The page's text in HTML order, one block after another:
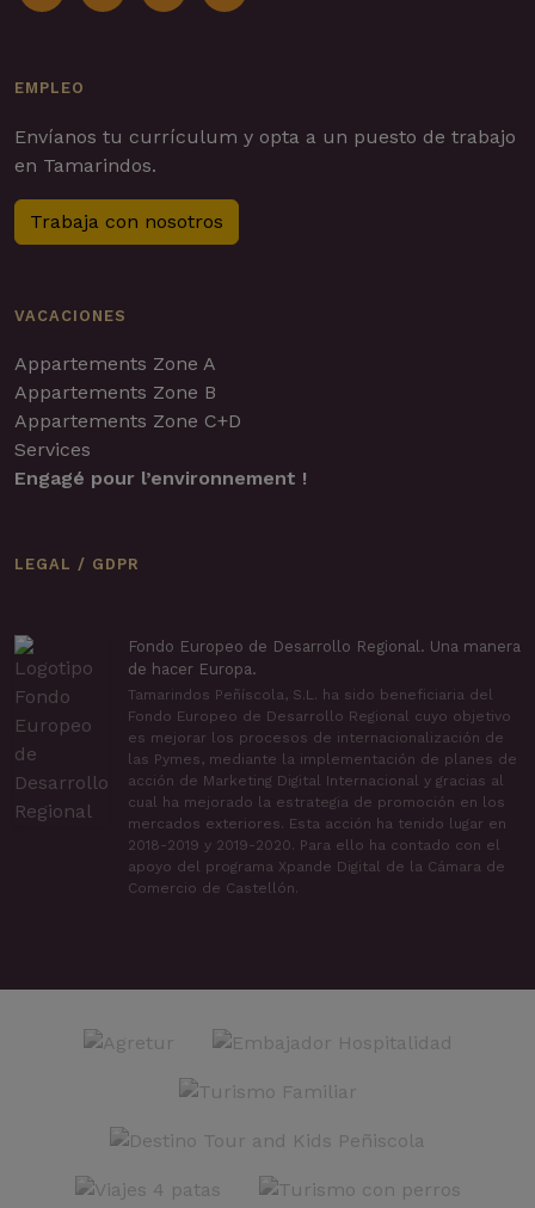
EMPLEO
Envíanos tu currículum y opta a un puesto de trabajo
en Tamarindos.
Trabaja con nosotros
VACACIONES
Appartements Zone A
Appartements Zone B
Appartements Zone C+D
Services
Engagé pour l’environnement !
LEGAL / GDPR
Fondo Europeo de Desarrollo Regional. Una manera
de hacer Europa.
Tamarindos Peñíscola, S.L. ha sido beneficiaria del
Fondo Europeo de Desarrollo Regional cuyo objetivo
es mejorar los procesos de internacionalización de
las Pymes, mediante la implementación de planes de
acción de Marketing Digital Internacional y gracias al
cual ha mejorado la estrategia de promoción en los
mercados exteriores. Esta acción ha tenido lugar en
2018-2019 y 2019-2020. Para ello ha contado con el
apoyo del programa Xpande Digital de la Cámara de
Comercio de Castellón.